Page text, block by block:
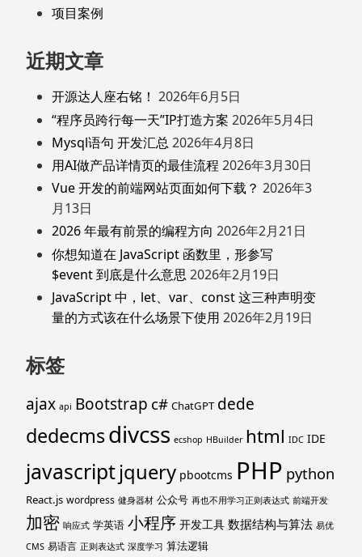
项目案例
近期文章
开源达人座右铭！ 2026年6月5日
“程序员跨行每一天”IP打造方案 2026年5月4日
Mysql语句 开发汇总 2026年4月8日
用AI做产品详情页的最佳流程 2026年3月30日
Vue 开发的前端网站页面如何下载？ 2026年3
月13日
2026 年最有前景的编程方向 2026年2月21日
你想知道在 JavaScript 函数里，形参写
$event 到底是什么意思 2026年2月19日
JavaScript 中，let、var、const 这三种声明变
量的方式该在什么场景下使用 2026年2月19日
标签
ajax api Bootstrap c# ChatGPT dede
dedecmsdivcss ecshop HBuilder html IDC IDE
javascriptjquery pbootcms PHP python
React.js wordpress 健身器材 公众号 再也不用学习正则表达式 前端开发
加密 响应式 学英语 小程序 开发工具 数据结构与算法 易优
CMS 易语言 正则表达式 深度学习 算法逻辑